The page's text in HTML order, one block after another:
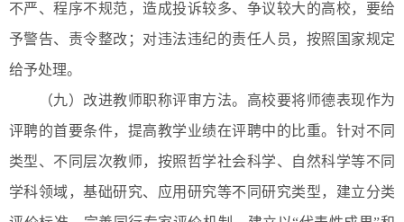
不严、程序不规范，造成投诉较多、争议较大的高校，要给
予警告、责令整改；对违法违纪的责任人员，按照国家规定
给予处理。
（九）改进教师职称评审方法。高校要将师德表现作为
评聘的首要条件，提高教学业绩在评聘中的比重。针对不同
类型、不同层次教师，按照哲学社会科学、自然科学等不同
学科领域，基础研究、应用研究等不同研究类型，建立分类